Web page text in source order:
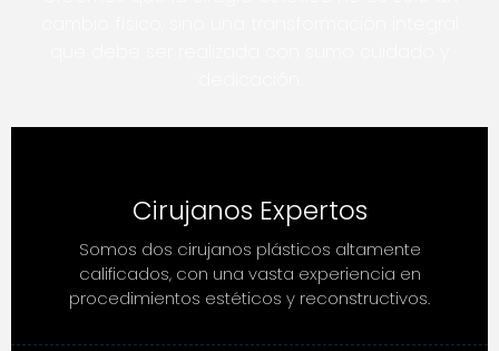
Cirujanos Expertos
Somos dos cirujanos plásticos altamente
calificados, con una vasta experiencia en
procedimientos estéticos y reconstructivos.